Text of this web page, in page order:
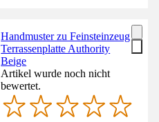
Handmuster zu Feinsteinzeug
Terrassenplatte Authority
Beige
Artikel wurde noch nicht
bewertet.